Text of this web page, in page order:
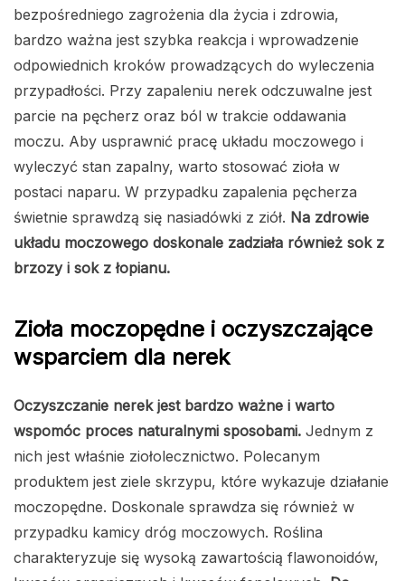
bezpośredniego zagrożenia dla życia i zdrowia,
bardzo ważna jest szybka reakcja i wprowadzenie
odpowiednich kroków prowadzących do wyleczenia
przypadłości. Przy zapaleniu nerek odczuwalne jest
parcie na pęcherz oraz ból w trakcie oddawania
moczu. Aby usprawnić pracę układu moczowego i
wyleczyć stan zapalny, warto stosować zioła w
postaci naparu. W przypadku zapalenia pęcherza
świetnie sprawdzą się nasiadówki z ziół. Na zdrowie
układu moczowego doskonale zadziała również sok z
brzozy i sok z łopianu.
Zioła moczopędne i oczyszczające
wsparciem dla nerek
Oczyszczanie nerek jest bardzo ważne i warto
wspomóc proces naturalnymi sposobami. Jednym z
nich jest właśnie ziołolecznictwo. Polecanym
produktem jest ziele skrzypu, które wykazuje działanie
moczopędne. Doskonale sprawdza się również w
przypadku kamicy dróg moczowych. Roślina
charakteryzuje się wysoką zawartością flawonoidów,